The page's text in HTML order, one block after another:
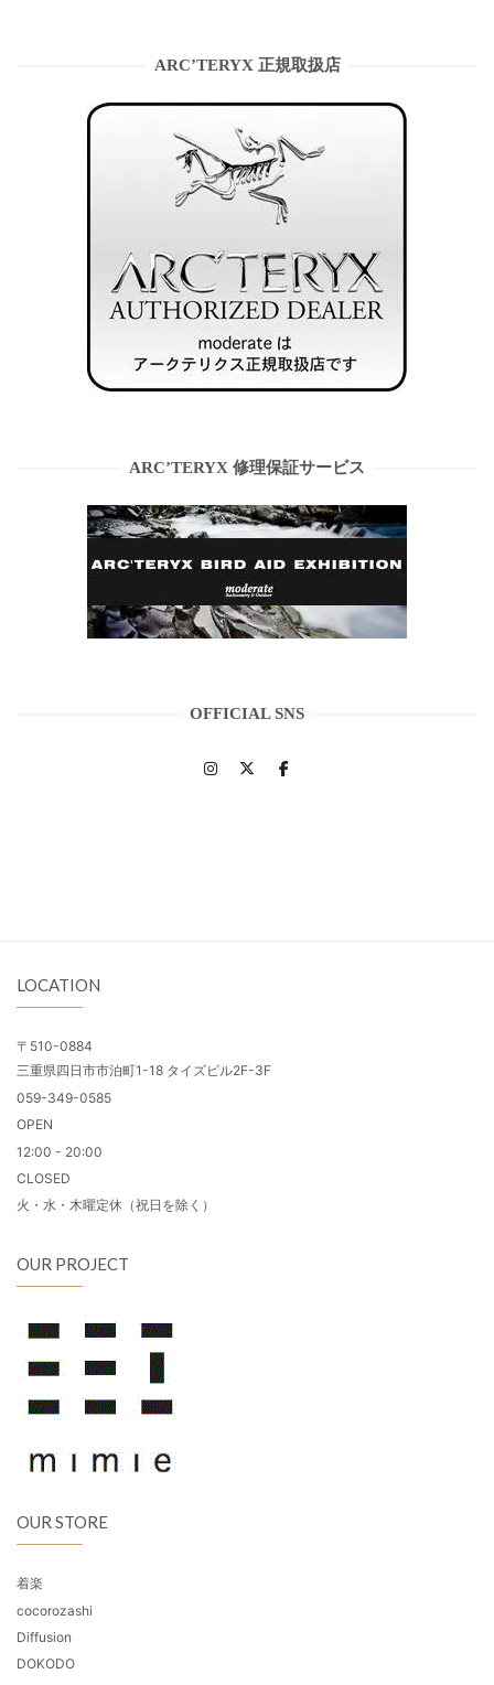
ARC’TERYX 正規取扱店
ARC’TERYX 修理保証サービス
OFFICIAL SNS
LOCATION
〒510-0884
三重県四日市市泊町1-18 タイズビル2F-3F
059-349-0585
OPEN
12:00 - 20:00
CLOSED
火・水・木曜定休（祝日を除く）
OUR PROJECT
OUR STORE
着楽
cocorozashi
Diffusion
DOKODO